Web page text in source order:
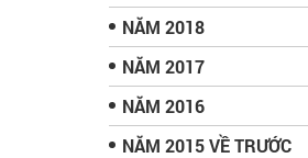
NĂM 2018
NĂM 2017
NĂM 2016
NĂM 2015 VỀ TRƯỚC